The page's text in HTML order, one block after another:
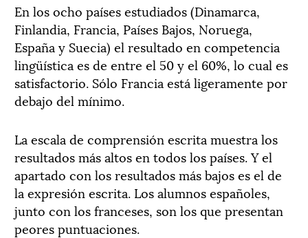
En los ocho países estudiados (Dinamarca,
Finlandia, Francia, Países Bajos, Noruega,
España y Suecia) el resultado en competencia
lingüística es de entre el 50 y el 60%, lo cual es
satisfactorio. Sólo Francia está ligeramente por
debajo del mínimo.
La escala de comprensión escrita muestra los
resultados más altos en todos los países. Y el
apartado con los resultados más bajos es el de
la expresión escrita. Los alumnos españoles,
junto con los franceses, son los que presentan
peores puntuaciones.